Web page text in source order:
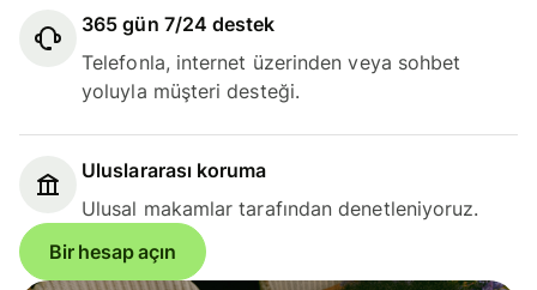
365 gün 7/24 destek
Telefonla, internet üzerinden veya sohbet
yoluyla müşteri desteği.
Uluslararası koruma
Ulusal makamlar tarafından denetleniyoruz.
Bir hesap açın